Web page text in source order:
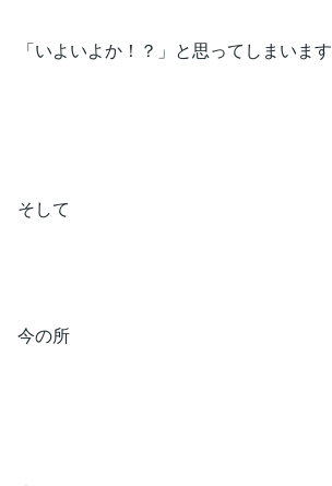
「いよいよか！？」と思ってしまいます
そして
今の所